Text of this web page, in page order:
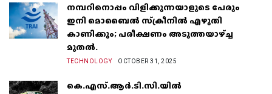
നമ്പറിനൊപ്പം വിളിക്കുന്നയാളുടെ പേരും
ഇനി മൊബൈൽ സ്‌ക്രീനില്‍ എഴുതി
കാണിക്കും; പരീക്ഷണം അടുത്തയാഴ്‌ച്ച
മുതല്‍.
TECHNOLOGY OCTOBER 31, 2025
കെ.എസ്.ആർ.ടി.സി.യിൽ